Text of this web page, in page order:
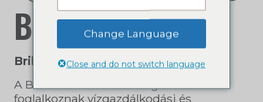
Brillfield
Brillfield Aquatic
A Brillfield Partners kollégái 2014 óta
foglalkoznak vízgazdálkodási és
Change Language
Close and do not switch language